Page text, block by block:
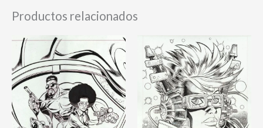
Productos relacionados